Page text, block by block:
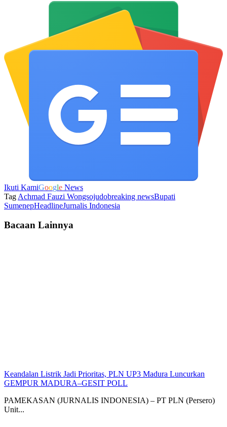
Ikuti KamiGoogle News
Tag Achmad Fauzi Wongsojudobreaking newsBupati
SumenepHeadlineJurnalis Indonesia
Bacaan Lainnya
Keandalan Listrik Jadi Prioritas, PLN UP3 Madura Luncurkan
GEMPUR MADURA–GESIT POLL
PAMEKASAN (JURNALIS INDONESIA) – PT PLN (Persero)
Unit...